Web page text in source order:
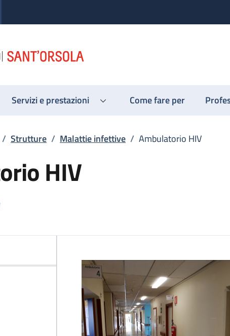
Servizi e prestazioni Come fare per
/ Strutture / Malattie infettive / Ambulatorio HIV
HIV
HIV
Ambulatorio HIV
Ambulatorio HIV
Descrizione